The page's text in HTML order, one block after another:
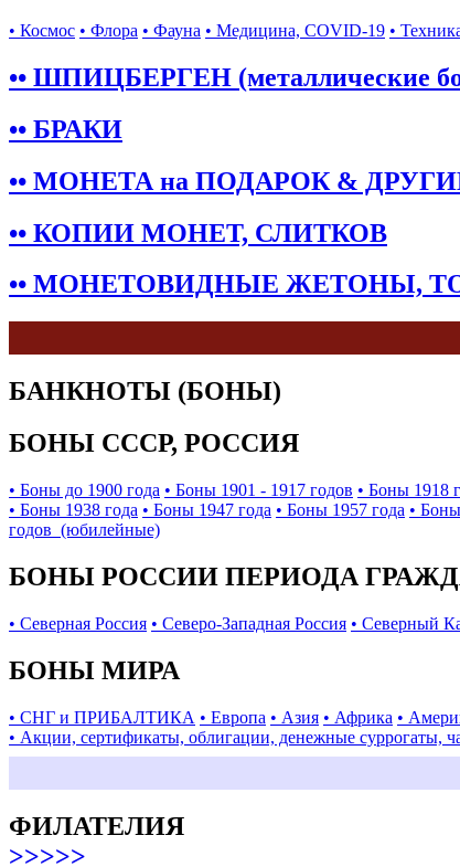
• Космос • Флора • Фауна • Медицина, COVID-19 •
•• ШПИЦБЕРГЕН (металлические
•• БРАКИ
•• МОНЕТА на ПОДАРОК &
•• КОПИИ МОНЕТ, СЛИТКОВ
•• МОНЕТОВИДНЫЕ ЖЕТОНЫ,
БАНКНОТЫ (БОНЫ)
БОНЫ СССР, РОССИЯ
• Боны до 1900 года • Боны 1901 - 1917 годов • Боны 1918
• Боны 1938 года • Боны 1947 года • Боны 1957 года •
годов (юбилейные)
БОНЫ РОССИИ ПЕРИОДА
• Северная Россия • Северо-Западная Россия • Северный
БОНЫ МИРА
• СНГ и ПРИБАЛТИКА • Европа • Азия • Африка •
• Акции, сертификаты, облигации, денежные суррогаты,
ФИЛАТЕЛИЯ
>>>>>